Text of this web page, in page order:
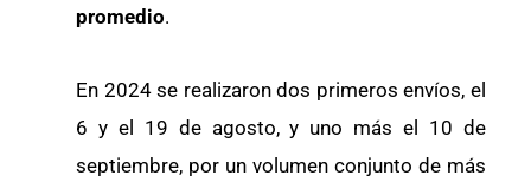
promedio.
En 2024 se realizaron dos primeros envíos, el
6 y el 19 de agosto, y uno más el 10 de
septiembre, por un volumen conjunto de más